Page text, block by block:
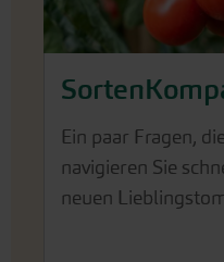
Ein paar Fragen,
navigieren Sie
neuen